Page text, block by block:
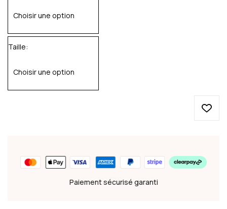
Taille
Paiement sécurisé garanti